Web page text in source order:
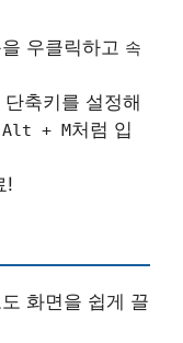
우클릭하고 속
축키를 설정해
+ M처럼 입
!
화면을 쉽게 끌